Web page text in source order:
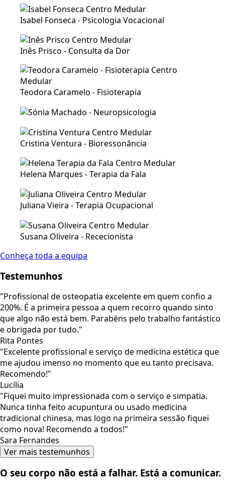
Isabel Fonseca - Psicologia Vocacional
Inês Prisco - Consulta da Dor
Teodora Caramelo - Fisioterapia
Cristina Ventura - Bioressonância
Helena Marques - Terapia da Fala
Juliana Vieira - Terapia Ocupacional
Susana Oliveira - Rececionista
Conheça toda a equipa
Testemunhos
"Profissional de osteopatia excelente em quem confio a
200%. É a primeira pessoa a quem recorro quando sinto
que algo não está bem. Parabéns pelo trabalho fantástico
e obrigada por tudo."
Rita Pontes
"Excelente profissional e serviço de medicina estética que
me ajudou imenso no momento que eu tanto precisava.
Recomendo!"
Lucília
"Fiquei muito impressionada com o serviço e simpatia.
Nunca tinha feito acupuntura ou usado medicina
tradicional chinesa, mas logo na primeira sessão fiquei
como nova! Recomendo a todos!"
Sara Fernandes
Ver mais testemunhos
O seu corpo não está a falhar. Está a comunicar.